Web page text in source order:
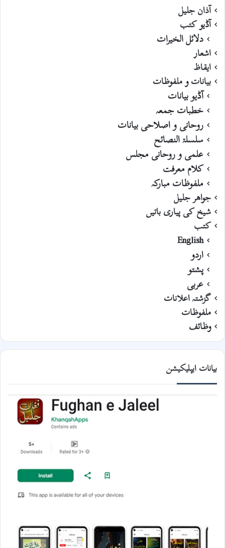
آذان جلیل
آڈیو کتب
دلائل الخیرات
اشعار
ایقاظ
بیانات و ملفوظات
آڈیو بیانات
خطبات جمعہ
روحانی و اصلاحی بیانات
سلسلۃ النصائح
علمی و روحانی مجلس
کلام معرفت
ملفوظات مبارکہ
جواھر جلیل
شیخ کی پیاری باتیں
کتب
English
اردو
پشتو
عربی
گزشتہ اعلانات
ملفوظات
وظائف
بیانات ایپلیکیشن